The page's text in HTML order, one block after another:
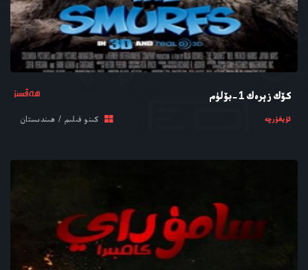
كۆك زېرەك 1-بۆلۈم ھەقسىز
ئۇيغۇرچە كىنو فىلىم / ھىندىستان